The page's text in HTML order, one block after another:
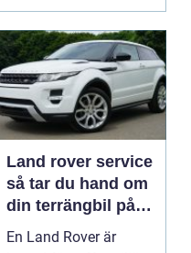
Land rover service
så tar du hand om
din terrängbil på
rätt sätt
En Land Rover är